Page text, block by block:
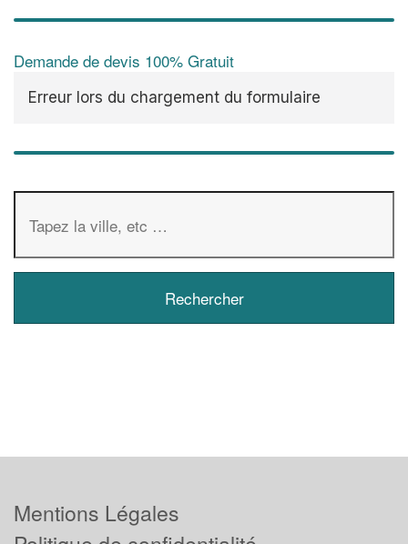
Demande de devis 100% Gratuit
Erreur lors du chargement du formulaire
Mentions Légales